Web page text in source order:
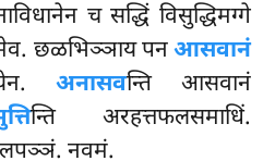
च सद्धिं विसुद्धिमग्गे
छळभिञ्ञाय पनआसवानं
अनासवन्ति आसवानं
न्ति अरहत्तफलसमाधिं.
नवमं.